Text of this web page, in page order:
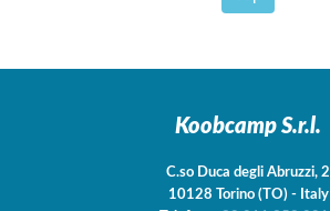
Koobcamp S.r.l.
C.so Duca degli Abruzzi, 2
10128 Torino (TO) - Italy